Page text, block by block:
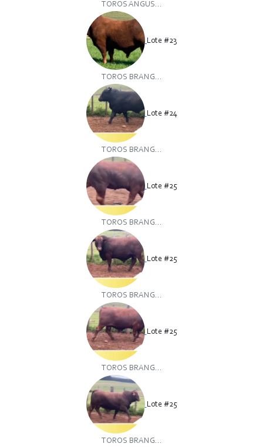
TOROS ANGUS...
Lote #23
TOROS BRANG...
Lote #24
TOROS BRANG...
Lote #25
TOROS BRANG...
Lote #25
TOROS BRANG...
Lote #25
TOROS BRANG...
Lote #25
TOROS BRANG...